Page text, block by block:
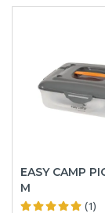
EASY CAMP
M
(1)